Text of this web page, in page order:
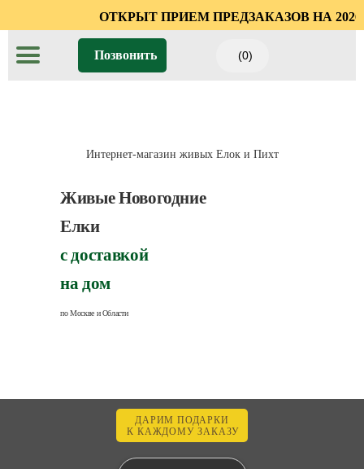
ОТКРЫТ
Позвонить (0)
Интернет-магазин живых Елок и Пихт
Живые Новогодние
Елки
с доставкой
на дом
по Москве и Области
ДАРИМ ПОДАРКИ
К КАЖДОМУ ЗАКАЗУ